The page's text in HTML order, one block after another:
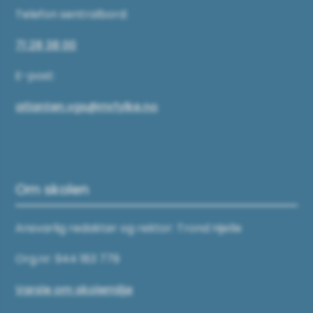
Telefon sentralbord:
71 28 38 00
E-post:
atlanten.vgs@mrfylke.no
Om skolen
Ansvarlig redaktør og rektor: Trond Hjelle
Org.nr: 944 183 779
Varsle om skolemiljø